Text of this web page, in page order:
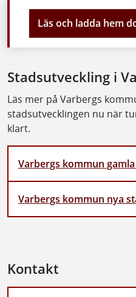
Läs och ladda hem
Stadsutveckling i
Läs mer på Varbergs
stadsutvecklingen nu när
klart.
Varbergs kommun
Varbergs kommun nya
Kontakt